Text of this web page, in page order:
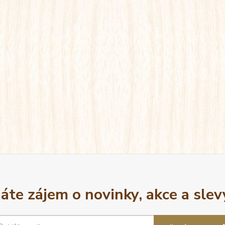
zájem o novinky, akce a